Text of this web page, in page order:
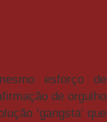
esforço de
de orgulho
‘gangsta’ que